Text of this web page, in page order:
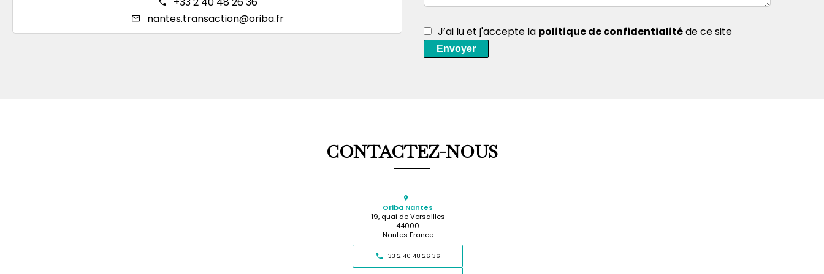
nantes.transaction@oriba.fr
J’ai lu et j'accepte la politique de confidentialitéde ce site
Envoyer
CONTACTEZ-NOUS
Oriba Nantes
19, quai de Versailles
44000
Nantes France
+33 2 40 48 26 36